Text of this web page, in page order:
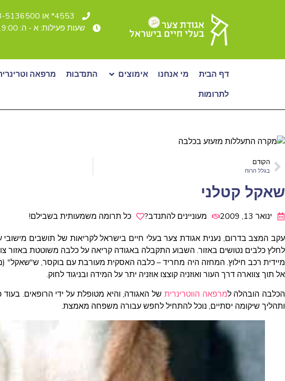
4553* או 03-5136500
שעות פעילות: א - ה: 08:00-19:00, ד: 08:00-16:00 שישי: 08:00-14:00, שבת סגור
דף הבית מי אנחנו אימוצים התנדבות מרפאה
לתרומות
הקודם
בגלל הרוח
שאקל קטלני
ינואר 13, 2009 מעוניינים להתנדב?
כל תרומה משמעותית בשבילם!
עקב המצב בדרום, נענית אגודת צער בעלי חיים בישראל לקריאות של תושבים
לחלץ כלבים נטושים באזור. השבוע התקבלה באגודה קריאה על כלבה משוטטת באזור
מיידית רכב חילוץ. המחזה היה מחריד – כלבה האסקית מעורבת עם בוקסר,
אל תוך צווארה דרך העור ואוזניה קוצצו אוזניה יתר על המידה ובניגוד לחוק.
הכלבה הובהלה למרפאה הווטרינרית של האגודה, והיא מטופלת על ידי הרופאים.
ותהליך שיקומה יסתיים, נוכל להתחיל לחפש עבורה משפחה מאמצת.